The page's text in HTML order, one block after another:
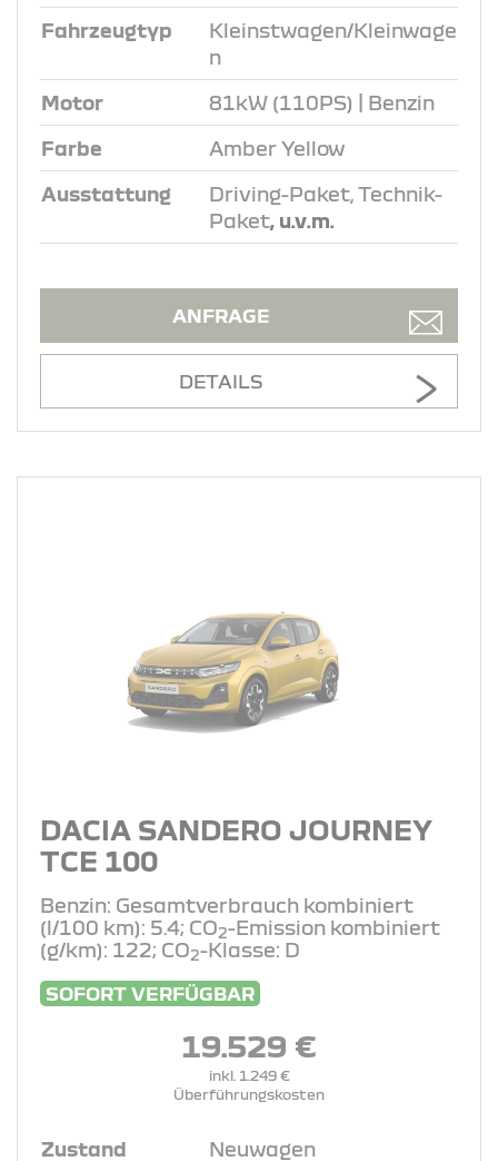
Fahrzeugtyp
Kleinstwagen/Kleinwage
n
Motor 81kW (110PS) | Benzin
Farbe Amber Yellow
Ausstattung
Driving-Paket, Technik-
Paket, u.v.m.
ANFRAGE
DETAILS
DACIA SANDERO JOURNEY
TCE 100
Benzin: Gesamtverbrauch kombiniert
(l/100 km): 5.4; CO2-Emission kombiniert
(g/km): 122; CO2-Klasse: D
SOFORT VERFÜGBAR
19.529 €
inkl. 1.249 €
Überführungskosten
Zustand Neuwagen